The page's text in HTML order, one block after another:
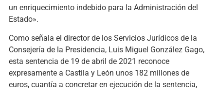
un enriquecimiento indebido para la Administración del
Estado».
Como señala el director de los Servicios Jurídicos de la
Consejería de la Presidencia, Luis Miguel González Gago,
esta sentencia de 19 de abril de 2021 reconoce
expresamente a Castila y León unos 182 millones de
euros, cuantía a concretar en ejecución de la sentencia,